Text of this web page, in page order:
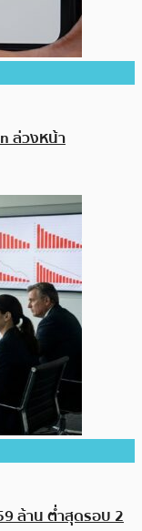
ล่วงหน้า
ล้าน ต่ำสุดรอบ 2